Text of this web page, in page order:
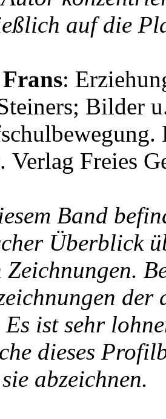
auf die
:
Bilder
Verlag Freies
Band
Überblick
Zeichnungen.
der
Es ist sehr
dieses
abzeichnen.